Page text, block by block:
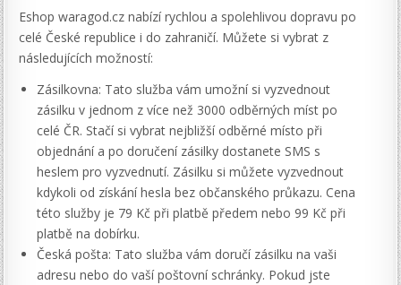
Eshop waragod.cz nabízí rychlou a spolehlivou dopravu po
celé České republice i do zahraničí. Můžete si vybrat z
následujících možností:
Zásilkovna: Tato služba vám umožní si vyzvednout
zásilku v jednom z více než 3000 odběrných míst po
celé ČR. Stačí si vybrat nejbližší odběrné místo při
objednání a po doručení zásilky dostanete SMS s
heslem pro vyzvednutí. Zásilku si můžete vyzvednout
kdykoli od získání hesla bez občanského průkazu. Cena
této služby je 79 Kč při platbě předem nebo 99 Kč při
platbě na dobírku.
Česká pošta: Tato služba vám doručí zásilku na vaši
adresu nebo do vaší poštovní schránky. Pokud jste